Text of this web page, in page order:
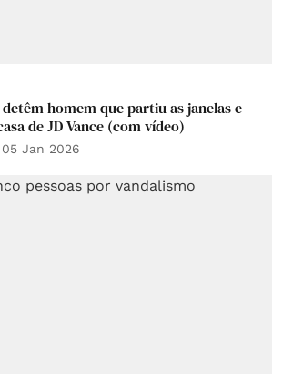
homem que partiu as janelas e
de JD Vance (com vídeo)
05 Jan 2026